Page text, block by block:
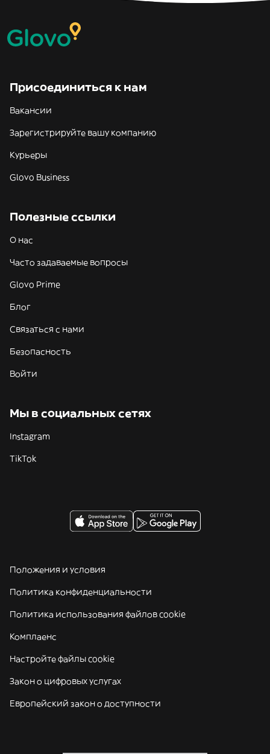
Присоединиться к нам
Вакансии
Зарегистрируйте вашу компанию
Курьеры
Glovo Business
Полезные ссылки
О нас
Часто задаваемые вопросы
Glovo Prime
Блог
Связаться с нами
Безопасность
Войти
Мы в социальных сетях
Instagram
TikTok
Положения и условия
Политика конфиденциальности
Политика использования файлов cookie
Комплаенс
Настройте файлы cookie
Закон о цифровых услугах
Европейский закон о доступности